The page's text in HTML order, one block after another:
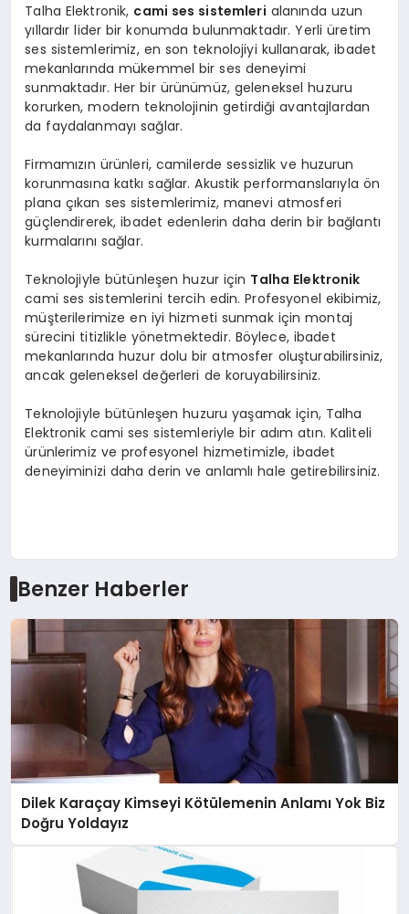
Talha Elektronik, cami ses sistemleri alanında uzun
yıllardır lider bir konumda bulunmaktadır. Yerli üretim
ses sistemlerimiz, en son teknolojiyi kullanarak, ibadet
mekanlarında mükemmel bir ses deneyimi
sunmaktadır. Her bir ürünümüz, geleneksel huzuru
korurken, modern teknolojinin getirdiği avantajlardan
da faydalanmayı sağlar.
Firmamızın ürünleri, camilerde sessizlik ve huzurun
korunmasına katkı sağlar. Akustik performanslarıyla ön
plana çıkan ses sistemlerimiz, manevi atmosferi
güçlendirerek, ibadet edenlerin daha derin bir bağlantı
kurmalarını sağlar.
Teknolojiyle bütünleşen huzur için Talha Elektronik
cami ses sistemlerini tercih edin. Profesyonel ekibimiz,
müşterilerimize en iyi hizmeti sunmak için montaj
sürecini titizlikle yönetmektedir. Böylece, ibadet
mekanlarında huzur dolu bir atmosfer oluşturabilirsiniz,
ancak geleneksel değerleri de koruyabilirsiniz.
Teknolojiyle bütünleşen huzuru yaşamak için, Talha
Elektronik cami ses sistemleriyle bir adım atın. Kaliteli
ürünlerimiz ve profesyonel hizmetimizle, ibadet
deneyiminizi daha derin ve anlamlı hale getirebilirsiniz.
Benzer Haberler
Dilek Karaçay Kimseyi Kötülemenin Anlamı Yok Biz
Doğru Yoldayız